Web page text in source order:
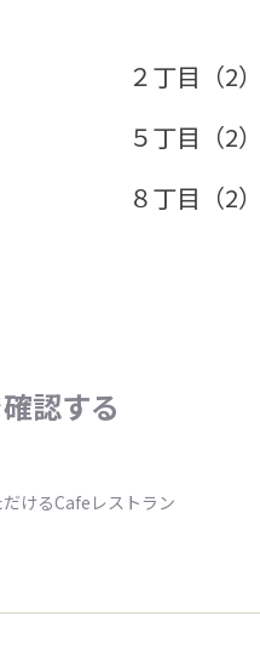
２丁目（2）
５丁目（2）
８丁目（2）
認する
けるCafeレストラン